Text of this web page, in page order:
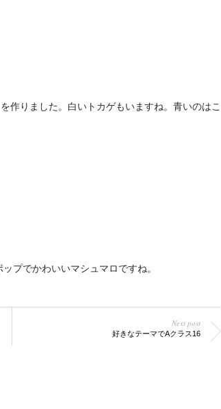
作りました。白いトカゲもいますね。青いのはこ
プでかわいいマシュマロですね。
Next post
好きなテーマでAクラス16